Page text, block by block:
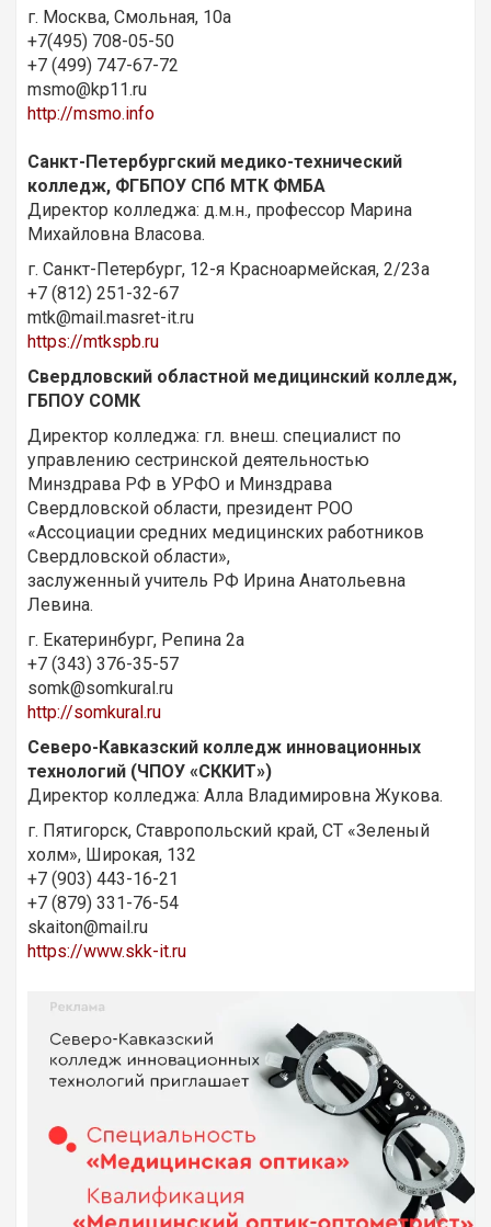
г. Москва, Смольная, 10а
+7(495) 708-05-50
+7 (499) 747-67-72
msmo@kp11.ru
http://msmo.info
Санкт-Петербургский медико-технический
колледж, ФГБПОУ СПб МТК ФМБА
Директор колледжа: д.м.н., профессор Марина
Михайловна Власова.
г. Санкт-Петербург, 12-я Красноармейская, 2/23а
+7 (812) 251-32-67
mtk@mail.masret-it.ru
https://mtkspb.ru
Свердловский областной медицинский колледж,
ГБПОУ СОМК
Директор колледжа: гл. внеш. специалист по
управлению сестринской деятельностью
Минздрава РФ в УРФО и Минздрава
Свердловской области, президент РОО
«Ассоциации средних медицинских работников
Свердловской области»,
заслуженный учитель РФ Ирина Анатольевна
Левина.
г. Екатеринбург, Репина 2а
+7 (343) 376-35-57
somk@somkural.ru
http://somkural.ru
Северо-Кавказский колледж инновационных
технологий (ЧПОУ «СККИТ»)
Директор колледжа: Алла Владимировна Жукова.
г. Пятигорск, Ставропольский край, СТ «Зеленый
холм», Широкая, 132
+7 (903) 443-16-21
+7 (879) 331-76-54
skaiton@mail.ru
https://www.skk-it.ru